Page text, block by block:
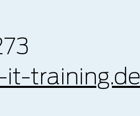
training.de